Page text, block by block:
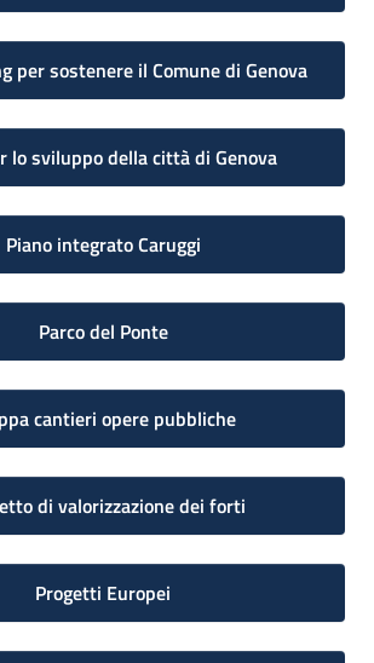
per sostenere il Comune di Genova
lo sviluppo della città di Genova
Piano integrato Caruggi
Parco del Ponte
cantieri opere pubbliche
di valorizzazione dei forti
Progetti Europei